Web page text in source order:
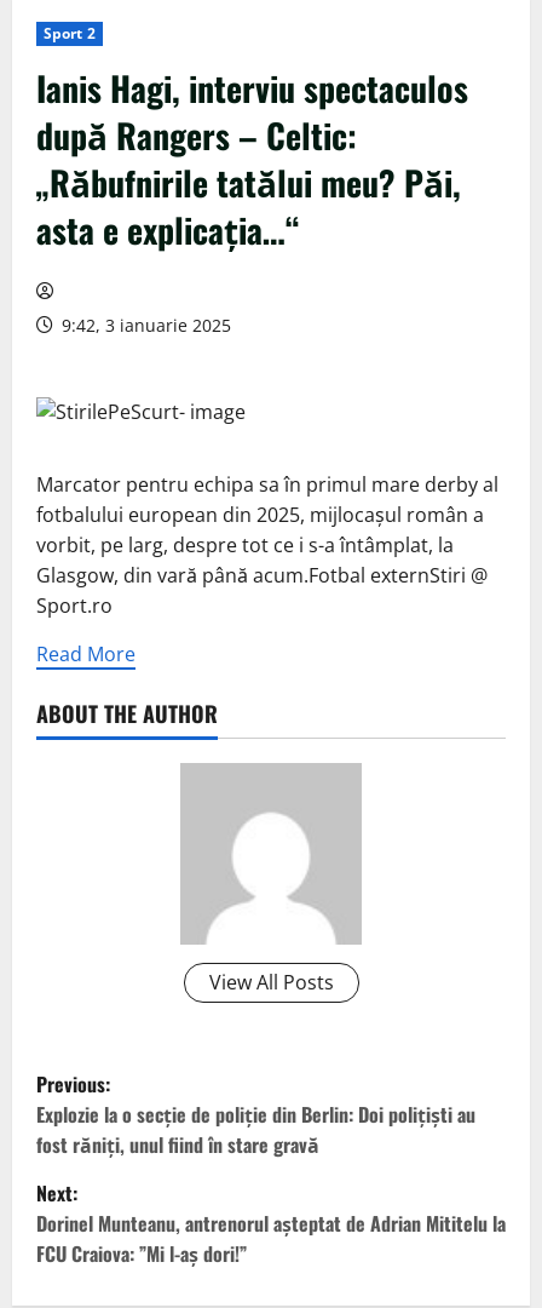
Sport 2
Ianis Hagi, interviu spectaculos
după Rangers – Celtic:
„Răbufnirile tatălui meu? Păi,
asta e explicația…“
9:42, 3 ianuarie 2025
Marcator pentru echipa sa în primul mare derby al
fotbalului european din 2025, mijlocașul român a
vorbit, pe larg, despre tot ce i s-a întâmplat, la
Glasgow, din vară până acum.Fotbal externStiri @
Sport.ro
Read More
ABOUT THE AUTHOR
View All Posts
P
o
s
t
n
Previous:
Explozie la o secţie de poliţie din Berlin: Doi poliţişti au
fost răniţi, unul fiind în stare gravă
Next:
Dorinel Munteanu, antrenorul așteptat de Adrian Mititelu la
FCU Craiova: ”Mi l-aș dori!”